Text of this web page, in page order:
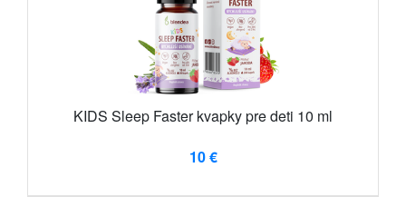
KIDS Sleep Faster kvapky pre deti 10 ml
10 €